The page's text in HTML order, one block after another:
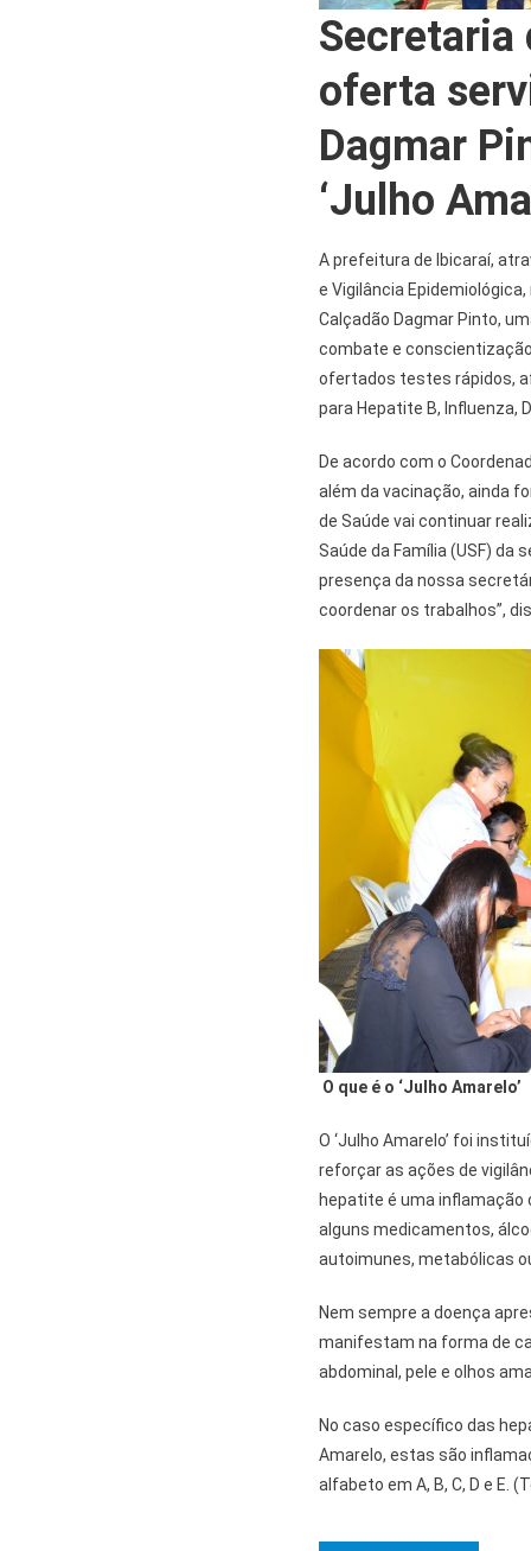
Secretaria
oferta
Dagmar
‘Julho
A prefeitura de Ibicaraí,
e Vigilância
Calçadão Dagmar Pinto,
combate e
ofertados testes rápidos,
para Hepatite B, Influenza,
De acordo com o
além da vacinação, ainda
de Saúde vai continuar
Saúde da Família (USF) da
presença da nossa
coordenar os trabalhos”,
O que é o ‘Julho Amarelo’
O ‘Julho Amarelo’ foi
reforçar as ações de
hepatite é uma inflamação
alguns medicamentos,
autoimunes, metabólicas
Nem sempre a doença
manifestam na forma de
abdominal, pele e olhos
No caso específico das
Amarelo, estas são
alfabeto em A, B, C, D e E.